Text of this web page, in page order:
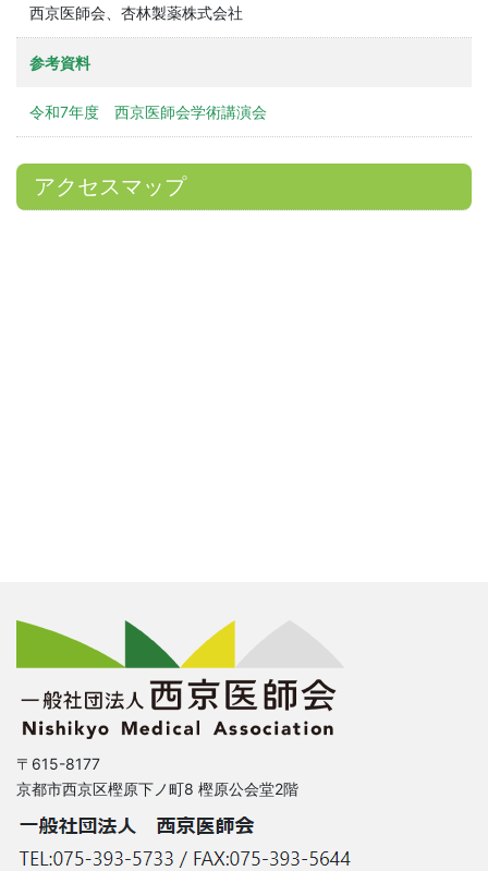
西京医師会、杏林製薬株式会社
参考資料
令和7年度 西京医師会学術講演会
アクセスマップ
〒615-8177
京都市西京区樫原下ノ町8 樫原公会堂2階